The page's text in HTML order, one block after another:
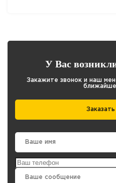
У Вас
Закажите звонок и наш